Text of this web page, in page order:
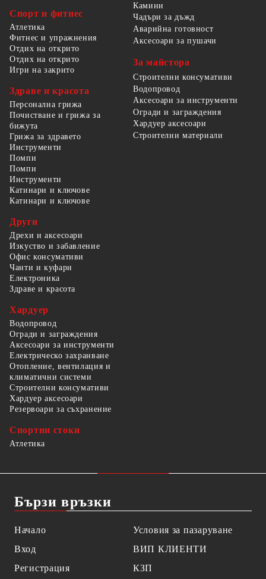
Спорт и фитнес
Атлетика
Фитнес и упражнения
Отдих на открито
Отдих на открито
Игри на закрито
Здраве и красота
Персонална грижа
Почистване и грижа за
бижута
Грижа за здравето
Камини
Чадъри за дъжд
Аварийна готовност
Аксесоари за пушачи
За майстора
Строителни консумативи
Водопровод
Аксесоари за инструменти
Огради и заграждения
Хардуер аксесоари
Строителни материали
Инструменти
Помпи
Помпи
Инструменти
Катинари и ключове
Катинари и ключове
Други
Дрехи и аксесоари
Изкуство и забавление
Офис консумативи
Чанти и куфари
Електроника
Здраве и красота
Хардуер
Водопровод
Огради и заграждения
Аксесоари за инструменти
Електрическо захранване
Отопление, вентилация и
климатични системи
Строителни консумативи
Хардуер аксесоари
Резервоари за съхранение
Спортни стоки
Атлетика
Бързи връзки
Начало
Вход
Регистрация
Условия за пазаруване
ВИП КЛИЕНТИ
КЗП